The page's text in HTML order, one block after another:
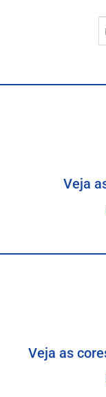
Veja
Veja as